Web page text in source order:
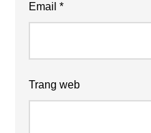
Email*
Trang web